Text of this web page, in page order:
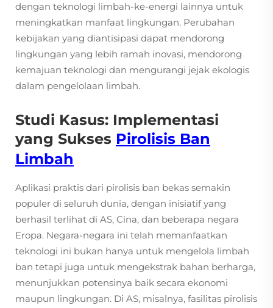
dengan teknologi limbah-ke-energi lainnya untuk
meningkatkan manfaat lingkungan. Perubahan
kebijakan yang diantisipasi dapat mendorong
lingkungan yang lebih ramah inovasi, mendorong
kemajuan teknologi dan mengurangi jejak ekologis
dalam pengelolaan limbah.
Studi Kasus: Implementasi
yang Sukses Pirolisis Ban
Limbah
Aplikasi praktis dari pirolisis ban bekas semakin
populer di seluruh dunia, dengan inisiatif yang
berhasil terlihat di AS, Cina, dan beberapa negara
Eropa. Negara-negara ini telah memanfaatkan
teknologi ini bukan hanya untuk mengelola limbah
ban tetapi juga untuk mengekstrak bahan berharga,
menunjukkan potensinya baik secara ekonomi
maupun lingkungan. Di AS, misalnya, fasilitas pirolisis